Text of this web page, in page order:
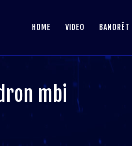
HOME VIDEO BANORËT
mbi